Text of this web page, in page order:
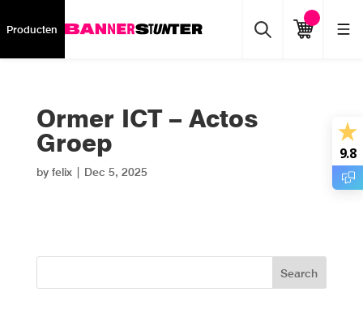
Producten
Ormer ICT – Actos
Groep
by felix| Dec 5, 2025
Search
9.8